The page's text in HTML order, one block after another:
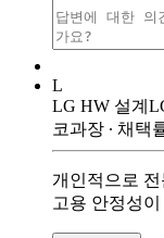
L
LG HW 설계
코과장 ∙ 채택
개인적으로
고용 안정성